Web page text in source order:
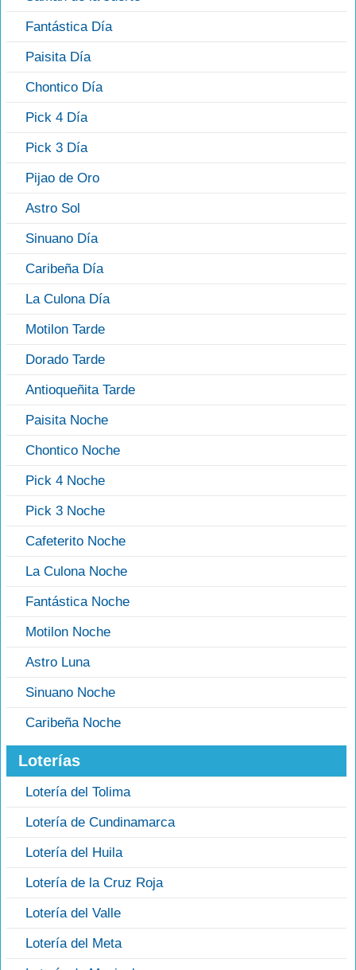
Fantástica Día
Paisita Día
Chontico Día
Pick 4 Día
Pick 3 Día
Pijao de Oro
Astro Sol
Sinuano Día
Caribeña Día
La Culona Día
Motilon Tarde
Dorado Tarde
Antioqueñita Tarde
Paisita Noche
Chontico Noche
Pick 4 Noche
Pick 3 Noche
Cafeterito Noche
La Culona Noche
Fantástica Noche
Motilon Noche
Astro Luna
Sinuano Noche
Caribeña Noche
Loterías
Lotería del Tolima
Lotería de Cundinamarca
Lotería del Huila
Lotería de la Cruz Roja
Lotería del Valle
Lotería del Meta